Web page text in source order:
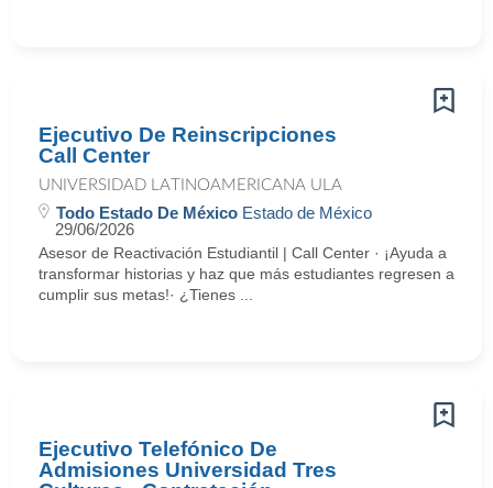
Ejecutivo De Reinscripciones
Call Center
UNIVERSIDAD LATINOAMERICANA ULA
Todo Estado De México Estado de México
29/06/2026
Asesor de Reactivación Estudiantil | Call Center · ¡Ayuda a
transformar historias y haz que más estudiantes regresen a
cumplir sus metas!· ¿Tienes ...
Ejecutivo Telefónico De
Admisiones Universidad Tres